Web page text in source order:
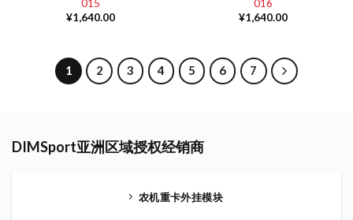
015
¥1,640.00
016
¥1,640.00
1 2 3 4 5 6 7
DIMSport亚洲区域授权经销商
农机重卡外挂模块